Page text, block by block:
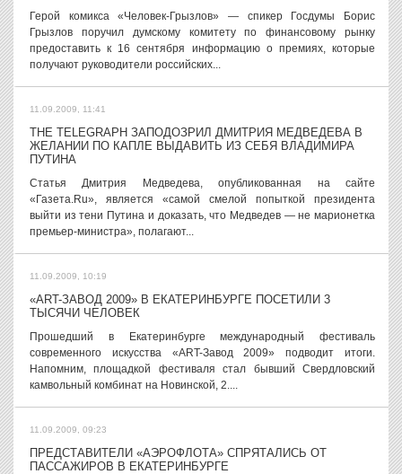
Герой комикса «Человек-Грызлов» — спикер Госдумы Борис
Грызлов поручил думскому комитету по финансовому рынку
предоставить к 16 сентября информацию о премиях, которые
получают руководители российских...
11.09.2009, 11:41
THE TELEGRAPH ЗАПОДОЗРИЛ ДМИТРИЯ МЕДВЕДЕВА В
ЖЕЛАНИИ ПО КАПЛЕ ВЫДАВИТЬ ИЗ СЕБЯ ВЛАДИМИРА
ПУТИНА
Статья Дмитрия Медведева, опубликованная на сайте
«Газета.Ru», является «самой смелой попыткой президента
выйти из тени Путина и доказать, что Медведев — не марионетка
премьер-министра», полагают...
11.09.2009, 10:19
«ART-ЗАВОД 2009» В ЕКАТЕРИНБУРГЕ ПОСЕТИЛИ 3
ТЫСЯЧИ ЧЕЛОВЕК
Прошедший в Екатеринбурге международный фестиваль
современного искусства «ART-Завод 2009» подводит итоги.
Напомним, площадкой фестиваля стал бывший Свердловский
камвольный комбинат на Новинской, 2....
11.09.2009, 09:23
ПРЕДСТАВИТЕЛИ «АЭРОФЛОТА» СПРЯТАЛИСЬ ОТ
ПАССАЖИРОВ В ЕКАТЕРИНБУРГЕ